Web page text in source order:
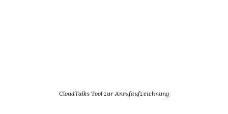
CloudTalks Tool zur Anrufaufzeichnung